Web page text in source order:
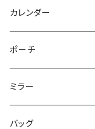
HISASHI IGARASHI
カレンダー
ポーチ
ミラー
バッグ